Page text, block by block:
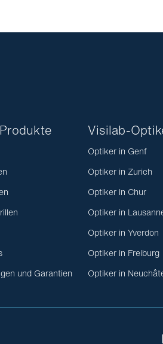
und Garantien
Visilab-
Optiker in Genf
Optiker in Zurich
Optiker in Chur
Optiker in
Optiker in Yverdon
Optiker in Freiburg
Optiker in